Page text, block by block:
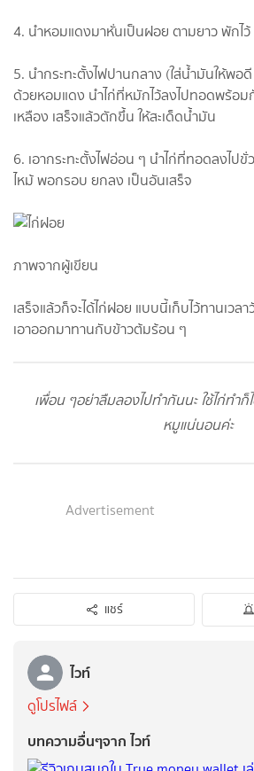
4. นำหอมแดงมาหั่นเป็นฝอย ตามยาว พักไว้
5. นำกระทะตั้งไฟปานกลาง (ใส่น้ำมันให้พอ
ด้วยหอมแดง นำไก่ที่หมักไว้ลงไปทอดพร้อ
เหลือง เสร็จแล้วตักขึ้น ให้สะเด็ดน้ำมัน
6. เอากระทะตั้งไฟอ่อน ๆ นำไก่ที่ทอดลงไปขั่
ไหม้ พอกรอบ ยกลง เป็นอันเสร็จ
ภาพจากผู้เขียน
เสร็จแล้วก็จะได้ไก่ฝอย แบบนี้เก็บไว้ทานเว
เอาออกมาทานกับข้าวต้มร้อน ๆ
เพื่อน ๆอย่าลืมลองไปทำกันนะ ใช้ไก่ทำ
หมูแน่นอนค่ะ
Advertisement
แชร์
ไวท์
ดูโปรไฟล์
บทความอื่นๆจาก ไวท์